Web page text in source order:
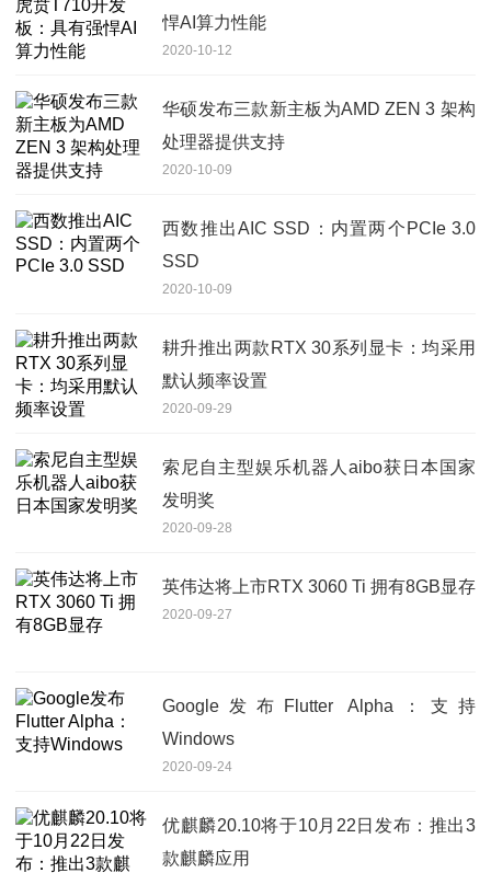
悍AI算力性能
2020-10-12
华硕发布三款新主板为AMD ZEN 3 架构
处理器提供支持
2020-10-09
西数推出AIC SSD：内置两个PCIe 3.0
SSD
2020-10-09
耕升推出两款RTX 30系列显卡：均采用
默认频率设置
2020-09-29
索尼自主型娱乐机器人aibo获日本国家
发明奖
2020-09-28
英伟达将上市RTX 3060 Ti 拥有8GB显存
2020-09-27
Google发布Flutter Alpha：支持
Windows
2020-09-24
优麒麟20.10将于10月22日发布：推出3
款麒麟应用